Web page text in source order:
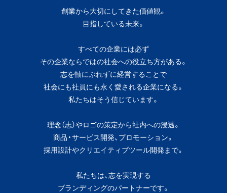
創業から大切にしてきた価値観。
目指している未来。
すべての企業には必ず
その企業ならではの社会への役立ち方がある。
志を軸にぶれずに経営することで
社会にも社員にも永く愛される企業になる。
私たちはそう信じています。
理念（志）やロゴの策定から社内への浸透。
商品・サービス開発、プロモーション。
採用設計やクリエイティブツール開発まで。
私たちは、志を実現する
ブランディングのパートナーです。